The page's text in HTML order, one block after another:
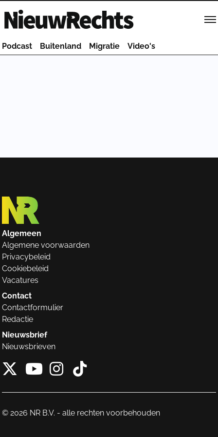
Homepage van NieuwRechts
Podcast Buitenland Migratie Video's
Algemeen
Algemene voorwaarden
Privacybeleid
Cookiebeleid
Vacatures
Contact
Contactformulier
Redactie
Nieuwsbrief
Nieuwsbrieven
X van NieuwRechts
Instagram van
Tiktok van
© 2026 NR B.V. - alle rechten voorbehouden